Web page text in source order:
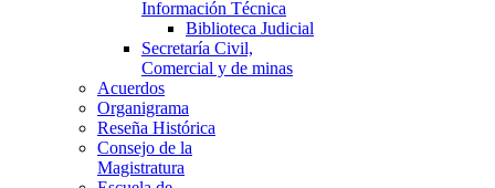
Información Técnica
Biblioteca Judicial
Secretaría Civil,
Comercial y de minas
Acuerdos
Organigrama
Reseña Histórica
Consejo de la
Magistratura